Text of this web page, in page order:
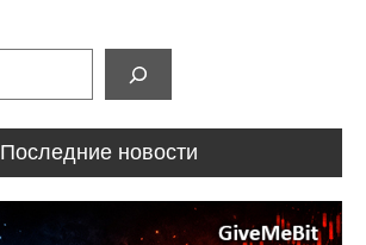
Последние новости